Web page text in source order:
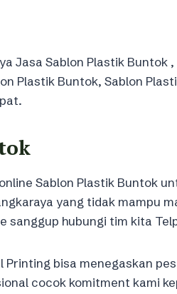
Jasa Sablon Plastik Buntok
Plastik Buntok, Sablon
Sablon Plastik Buntok
yang tidak mampu
sanggup hubungi tim kita
bisa menegaskan
cocok komitment kami